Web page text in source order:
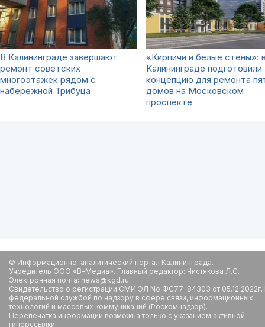
В Калининграде завершают
ремонт советских
многоэтажек рядом с
набережной Трибуца
«Кирпичи и белые стены»:
Калининграде подготовили
концепцию для ремонта
домов на Московском
проспекте
© Информационно-аналитический портал Калининграда.
Учредитель ООО «В-Медиа». Главный редактор: Чистякова Л.С.
Электронная почта: news@kgd.ru.
Свидетельство о регистрации СМИ ЭЛ No ФС77-84303 от
федеральной службой по надзору в сфере связи, информационных
технологий и массовых коммуникаций (Роскомнадзор).
Перепечатка информации возможна только с указанием активной
гиперссылки.